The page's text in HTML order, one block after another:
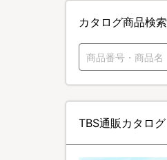
カタログ商品検索
TBS通販カタログ